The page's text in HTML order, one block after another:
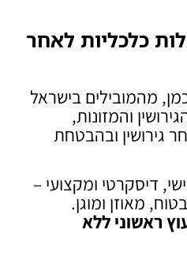
כלכליות לאחר
מהמובילים בישראל
והמזונות,
גירושין ובהבטחת
דיסקרטי ומקצועי –
מאוזן ומוגן.
ראשוני ללא